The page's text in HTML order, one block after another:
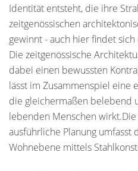
Identität entsteht, die ihre
zeitgenössischen
gewinnt - auch hier findet
Die zeitgenössische
dabei einen bewussten
lässt im Zusammenspiel eine
die gleichermaßen belebend
lebenden Menschen
ausführliche Planung umfasst
Wohnebene mittels